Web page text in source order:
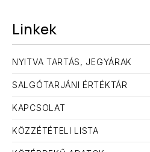
Linkek
NYITVA TARTÁS, JEGYÁRAK
SALGÓTARJÁNI ÉRTÉKTÁR
KAPCSOLAT
KÖZZÉTÉTELI LISTA